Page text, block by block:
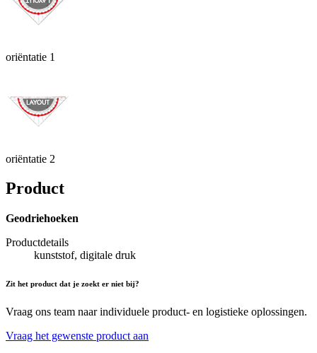
oriëntatie 1
oriëntatie 2
Product
Geodriehoeken
Productdetails
kunststof, digitale druk
Zit het product dat je zoekt er niet bij?
Vraag ons team naar individuele product- en logistieke oplossingen.
Vraag het gewenste product aan